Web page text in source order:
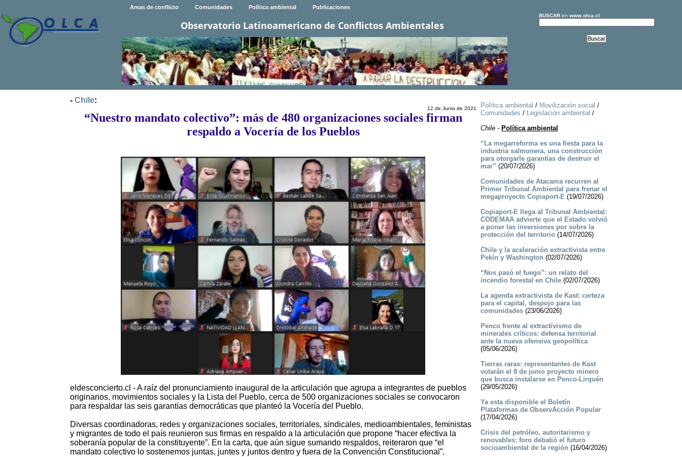
Areas de conflicto Comunidades Política ambiental Publicaciones
Observatorio Latinoamericano de Conflictos Ambientales
BUSCARen www.olca.cl
- Chile:
12 de Junio de 2021
“Nuestro mandato colectivo”: más de 480 organizaciones sociales firman
respaldo a Vocería de los Pueblos
eldesconcierto.cl - A raíz del pronunciamiento inaugural de la articulación que agrupa a integrantes de pueblos
originarios, movimientos sociales y la Lista del Pueblo, cerca de 500 organizaciones sociales se convocaron
para respaldar las seis garantías democráticas que planteó la Vocería del Pueblo.
Diversas coordinadoras, redes y organizaciones sociales, territoriales, sindicales, medioambientales, feministas
y migrantes de todo el país reunieron sus firmas en respaldo a la articulación que propone “hacer efectiva la
soberanía popular de la constituyente”. En la carta, que aún sigue sumando respaldos, reiteraron que “el
mandato colectivo lo sostenemos juntas, juntes y juntos dentro y fuera de la Convención Constitucional”.
Política ambiental / Movilización social /
Comunidades / Legislación ambiental /
Chile- Política ambiental
“La megarreforma es una fiesta para la
industria salmonera, una construcción
para otorgarle garantías de destruir el
mar” (20/07/2026)
Comunidades de Atacama recurren al
Primer Tribunal Ambiental para frenar el
megaproyecto Copiaport-E (19/07/2026)
Copiaport-E llega al Tribunal Ambiental:
CODEMAA advierte que el Estado volvió
a poner las inversiones por sobre la
protección del territorio(14/07/2026)
Chile y la aceleración extractivista entre
Pekín y Washington (02/07/2026)
“Nos pasó el fuego”: un relato del
incendio forestal en Chile(02/07/2026)
La agenda extractivista de Kast: certeza
para el capital, despojo para las
comunidades(23/06/2026)
Penco frente al extractivismo de
minerales críticos: defensa territorial
ante la nueva ofensiva geopolítica
(05/06/2026)
Tierras raras: representantes de Kast
votarán el 8 de junio proyecto minero
que busca instalarse en Penco-Lirquén
(29/05/2026)
Ya esta disponible el Boletín
Plataformas de ObservAcción Popular
(17/04/2026)
Crisis del petróleo, autoritarismo y
renovables: foro debatió el futuro
socioambiental de la región (16/04/2026)